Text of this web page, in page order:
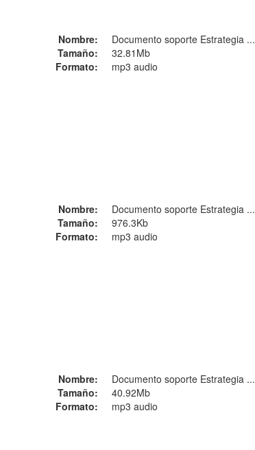
Nombre:
Documento soporte Estrategia ...
Tamaño:
32.81Mb
Formato:
mp3 audio
Nombre:
Documento soporte Estrategia ...
Tamaño:
976.3Kb
Formato:
mp3 audio
Nombre:
Documento soporte Estrategia ...
Tamaño:
40.92Mb
Formato:
mp3 audio